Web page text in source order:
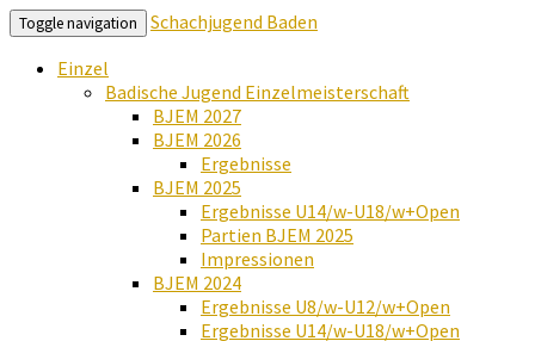
Toggle navigation
Schachjugend Baden
Einzel
Badische Jugend Einzelmeisterschaft
BJEM 2027
BJEM 2026
Ergebnisse
BJEM 2025
Ergebnisse U14/w-U18/w+Open
Partien BJEM 2025
Impressionen
BJEM 2024
Ergebnisse U8/w-U12/w+Open
Ergebnisse U14/w-U18/w+Open